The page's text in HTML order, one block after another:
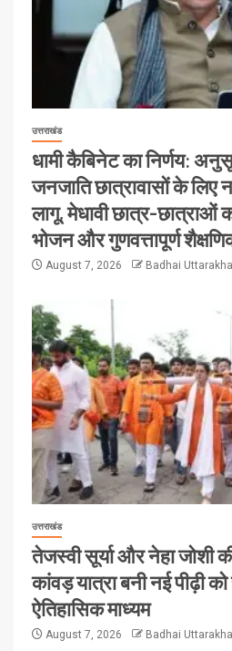
उत्तराखंड
धामी कैबिनेट का निर्णय:
जनजाति छात्रावासों के लिए
लागू, मेधावी छात्र-छात्राओं
भोजन और गुणवत्तापूर्ण
August 7, 2026 Badhai
उत्तराखंड
तेजस्वी सूर्या और नेहा जोशी
कांवड़ यात्रा बनी नई पीढ़ी
ऐतिहासिक माध्यम
August 7, 2026 Badhai